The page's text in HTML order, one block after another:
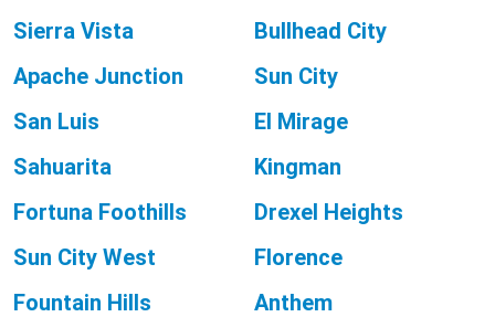
Sierra Vista
Bullhead City
Apache Junction
Sun City
San Luis
El Mirage
Sahuarita
Kingman
Fortuna Foothills
Drexel Heights
Sun City West
Florence
Fountain Hills
Anthem